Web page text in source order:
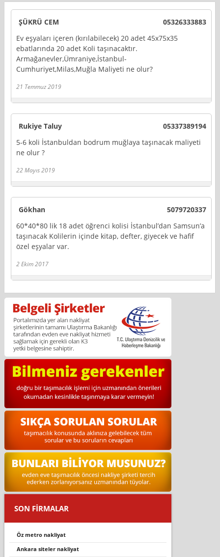
ŞÜKRÜ CEM
05326333883
Ev eşyaları içeren (kırılabilecek) 20 adet 45x75x35
ebatlarında 20 adet Koli taşınacaktır.
Armağanevler,Ümraniye,İstanbul-
Cumhuriyet,Milas,Muğla Maliyeti ne olur?
21 Temmuz 2019
Rukiye Taluy
05337389194
5-6 koli İstanbuldan bodrum muğlaya taşınacak maliyeti
ne olur ?
22 Mayıs 2019
Gökhan
5079720337
60*40*80 lik 18 adet öğrenci kolisi İstanbul’dan Samsun’a
taşınacak Kolilerin içinde kitap, defter, giyecek ve hafif
özel eşyalar var.
2 Ekim 2017
SON FİRMALAR
öz metro nakliyat
ankara siteler nakliyat